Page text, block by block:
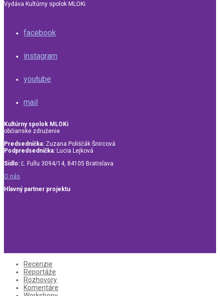
Vydáva Kultúrny spolok MLOKi.
facebook
instagram
youtube
mail
Kultúrny spolok MLOKi
občianske združenie
Predsedníčka: Zuzana Poliščák Šnircová
Podpredsedníčka: Lucia Lejková
Sídlo: Ľ. Fullu 3094/14, 84105 Bratislava
O nás
Hlavný partner projektu
Recenzie
Reportáže
Rozhovory
Komentáre